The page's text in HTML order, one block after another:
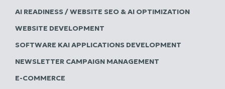
AI READINESS / WEBSITE SEO & AI OPTIMIZATION
WEBSITE DEVELOPMENT
SOFTWARE ΚΑΙ APPLICATIONS DEVELOPMENT
NEWSLETTER CAMPAIGN MANAGEMENT
E-COMMERCE